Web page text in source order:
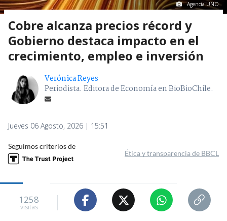
Agencia UNO
Cobre alcanza precios récord y
Gobierno destaca impacto en el
crecimiento, empleo e inversión
Verónica Reyes
Periodista. Editora de Economía en BioBioChile.
Jueves 06 Agosto, 2026 | 15:51
Seguimos criterios de
Ética y transparencia de BBCL
1258
visitas